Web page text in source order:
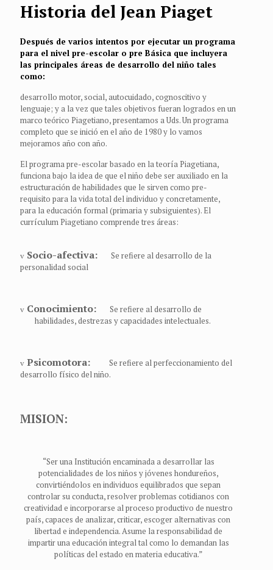
Historia del Jean Piaget
Después de varios intentos por ejecutar un programa
para el nivel pre-escolar o pre Básica que incluyera
las principales áreas de desarrollo del niño tales
como:
desarrollo motor, social, autocuidado, cognoscitivo y
lenguaje; y a la vez que tales objetivos fueran logrados en un
marco teórico Piagetiano, presentamos a Uds. Un programa
completo que se inició en el año de 1980 y lo vamos
mejoramos año con año.
El programa pre-escolar basado en la teoría Piagetiana,
funciona bajo la idea de que el niño debe ser auxiliado en la
estructuración de habilidades que le sirven como pre-
requisito para la vida total del individuo y concretamente,
para la educación formal (primaria y subsiguientes). El
currículum Piagetiano comprende tres áreas:
v Socio-afectiva:
Se refiere al desarrollo de la
personalidad social
v Conocimiento:
Se refiere al desarrollo de
habilidades, destrezas y capacidades intelectuales.
v Psicomotora:
Se refiere al perfeccionamiento del
desarrollo físico del niño.
MISION:
“Ser una Institución encaminada a desarrollar las
potencialidades de los niños y jóvenes hondureños,
convirtiéndolos en individuos equilibrados que sepan
controlar su conducta, resolver problemas cotidianos con
creatividad e incorporarse al proceso productivo de nuestro
país, capaces de analizar, criticar, escoger alternativas con
libertad e independencia. Asume la responsabilidad de
impartir una educación integral tal como lo demandan las
políticas del estado en materia educativa.”